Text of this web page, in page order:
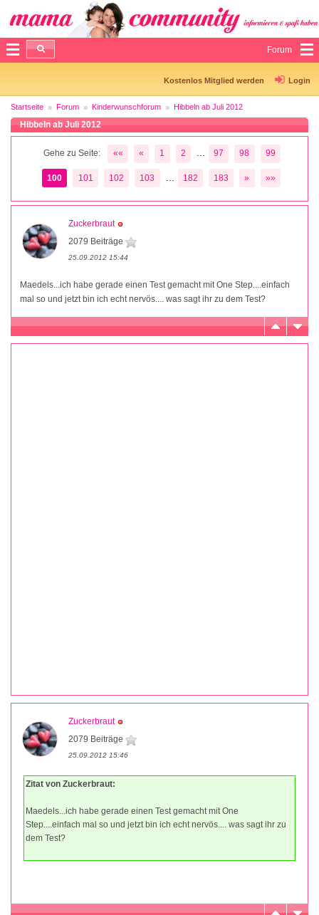
Forum
Kostenlos Mitglied werden Login
Startseite Forum Kinderwunschforum Hibbeln ab Juli 2012
Hibbeln ab Juli 2012
Gehe zu Seite: «« « 1 2 97 98 99
100 101 102 103 182 183 » »»
Zuckerbraut
2079 Beiträge
25.09.2012 15:44
Maedels...ich habe gerade einen Test gemacht mit One Step....einfach
mal so und jetzt bin ich echt nervös.... was sagt ihr zu dem Test?
Zuckerbraut
2079 Beiträge
25.09.2012 15:46
Zitat von Zuckerbraut:
Maedels...ich habe gerade einen Test gemacht mit One
Step....einfach mal so und jetzt bin ich echt nervös.... was sagt ihr zu
dem Test?